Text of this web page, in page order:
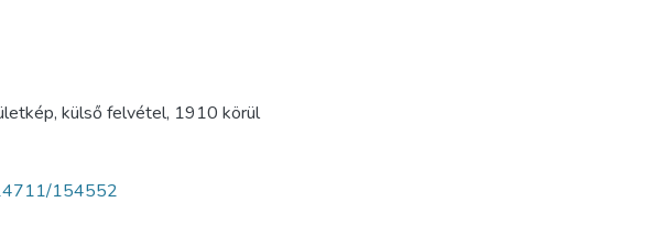
, külső felvétel, 1910 körül
154552